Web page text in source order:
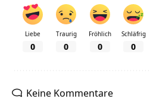
Liebe
0
Traurig
0
Fröhlich
0
Schläfrig
0
Keine Kommentare